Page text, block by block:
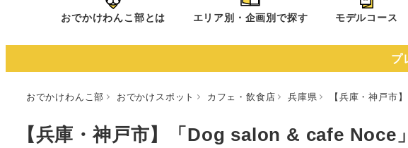
へ
おでかけわんこ部とは エリア別・企画別で探す モデルコース
プ
おでかけわんこ部 おでかけスポット カフェ・飲食店 兵庫県 【兵庫・神戸市
【兵庫・神戸市】「Dog salon & cafe Noce」